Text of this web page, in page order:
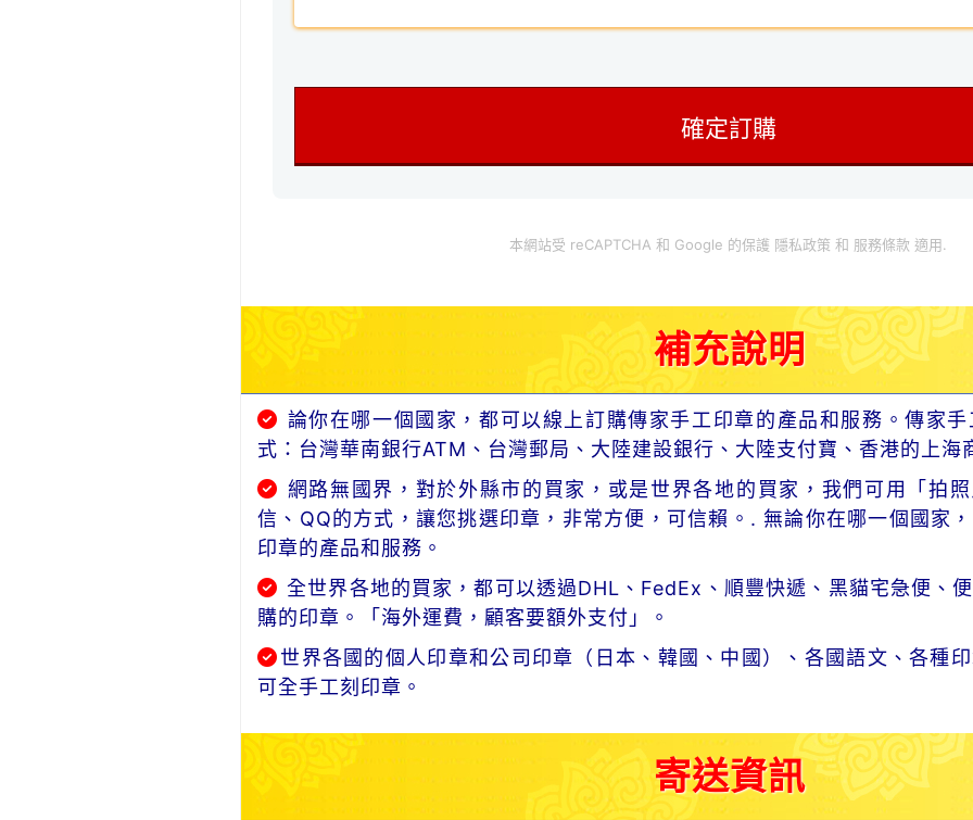
本網站受 reCAPTCHA 和 Google 的保護 隱私政策 和 服務條款 適用.
補充說明
論你在哪一個國家，都可以線上訂購傳家手工印章的產品和服務。傳家
式：台灣華南銀行ATM、台灣郵局、大陸建設銀行、大陸支付寶、香港的上
網路無國界，對於外縣市的買家，或是世界各地的買家，我們可用「拍
信、QQ的方式，讓您挑選印章，非常方便，可信賴。. 無論你在哪一個國家
印章的產品和服務。
全世界各地的買家，都可以透過DHL、FedEx、順豐快遞、黑貓宅急便、
購的印章。「海外運費，顧客要額外支付」。
世界各國的個人印章和公司印章（日本、韓國、中國）、各國語文、各種
可全手工刻印章。
寄送資訊